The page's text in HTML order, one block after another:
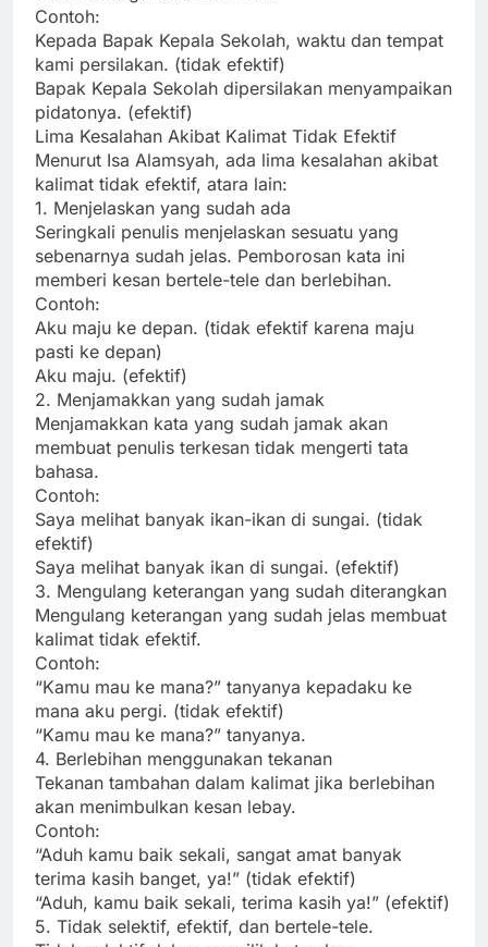
Contoh:
Kepada Bapak Kepala Sekolah, waktu dan tempat
kami persilakan. (tidak efektif)
Bapak Kepala Sekolah dipersilakan menyampaikan
pidatonya. (efektif)
Lima Kesalahan Akibat Kalimat Tidak Efektif
Menurut Isa Alamsyah, ada lima kesalahan akibat
kalimat tidak efektif, atara lain:
1. Menjelaskan yang sudah ada
Seringkali penulis menjelaskan sesuatu yang
sebenarnya sudah jelas. Pemborosan kata ini
memberi kesan bertele-tele dan berlebihan.
Contoh:
Aku maju ke depan. (tidak efektif karena maju
pasti ke depan)
Aku maju. (efektif)
2. Menjamakkan yang sudah jamak
Menjamakkan kata yang sudah jamak akan
membuat penulis terkesan tidak mengerti tata
bahasa.
Contoh:
Saya melihat banyak ikan-ikan di sungai. (tidak
efektif)
Saya melihat banyak ikan di sungai. (efektif)
3. Mengulang keterangan yang sudah diterangkan
Mengulang keterangan yang sudah jelas membuat
kalimat tidak efektif.
Contoh:
“Kamu mau ke mana?” tanyanya kepadaku ke
mana aku pergi. (tidak efektif)
“Kamu mau ke mana?” tanyanya.
4. Berlebihan menggunakan tekanan
Tekanan tambahan dalam kalimat jika berlebihan
akan menimbulkan kesan lebay.
Contoh:
“Aduh kamu baik sekali, sangat amat banyak
terima kasih banget, ya!” (tidak efektif)
“Aduh, kamu baik sekali, terima kasih ya!” (efektif)
5. Tidak selektif, efektif, dan bertele-tele.